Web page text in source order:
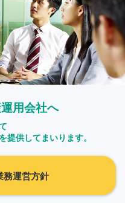
用会社へ
提供してまいります。
務運営方針